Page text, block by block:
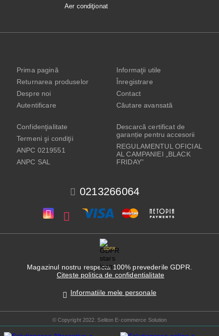
Aer condiţionat
0213266064
Prima pagină
Returnarea produselor
Despre noi
Autentificare
Informaţii utile
Înregistrare
Contact
Căutare avansată
Confidenţialitate
Termeni şi condiţii
ANPC 0219551
ANPC SAL
Descarcă certificat de
garanție pentru accesorii
REGULAMENTUL OFICIAL
AL CAMPANIEI „BLACK
FRIDAY”
GDPR
Magazinul nostru respecta 100% prevederile GDPR.
Citeste politica de confidentialitate
Informatiile mele personale
© Copyright 2022. Seliton E-commerce Solution